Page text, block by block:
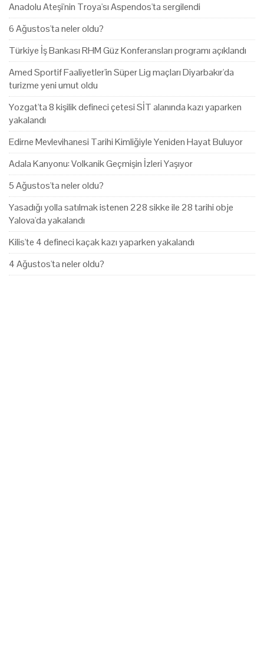
Anadolu Ateşi'nin Troya'sı Aspendos'ta sergilendi
6 Ağustos'ta neler oldu?
Türkiye İş Bankası RHM Güz Konferansları programı açıklandı
Amed Sportif Faaliyetler'in Süper Lig maçları Diyarbakır'da
turizme yeni umut oldu
Yozgat'ta 8 kişilik defineci çetesi SİT alanında kazı yaparken
yakalandı
Edirne Mevlevihanesi Tarihi Kimliğiyle Yeniden Hayat Buluyor
Adala Kanyonu: Volkanik Geçmişin İzleri Yaşıyor
5 Ağustos'ta neler oldu?
Yasadığı yolla satılmak istenen 228 sikke ile 28 tarihi obje
Yalova'da yakalandı
Kilis'te 4 defineci kaçak kazı yaparken yakalandı
4 Ağustos'ta neler oldu?